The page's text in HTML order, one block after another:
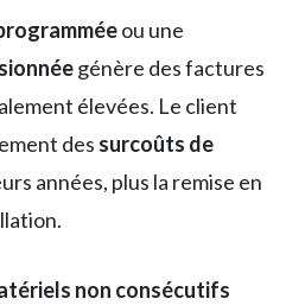
ou une
génère des factures
élevées. Le client
des surcoûts de
années, plus la remise en
non consécutifs